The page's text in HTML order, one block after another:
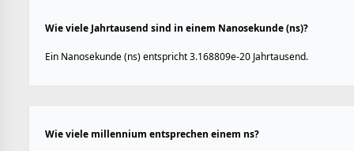
Wie viele Jahrtausend sind in einem Nanosekunde (ns)?
Ein Nanosekunde (ns) entspricht 3.168809e-20 Jahrtausend.
Wie viele millennium entsprechen einem ns?